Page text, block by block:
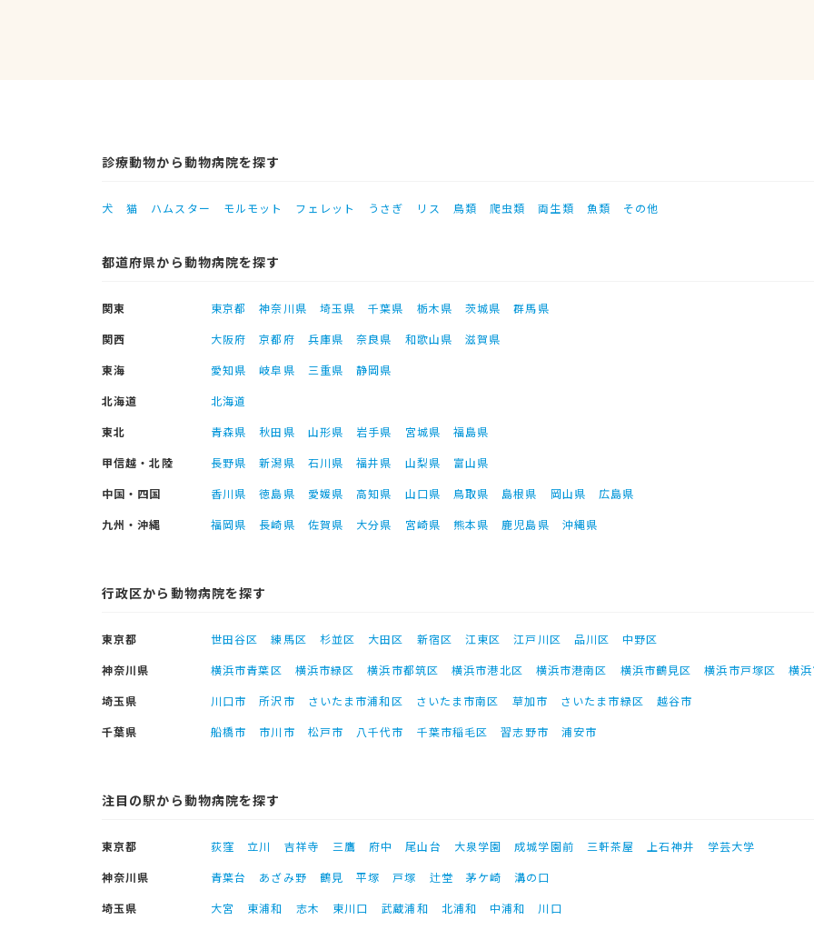
診療動物から動物病院を探す
犬 猫 ハムスター モルモット フェレット うさぎ リス 鳥類 爬虫類 両生類 魚類 その他
都道府県から動物病院を探す
関東 東京都 神奈川県 埼玉県 千葉県 栃木県 茨城県
群馬県
関西
大阪府 京都府 兵庫県 奈良県 和歌山県
滋賀県
東海
愛知県 岐阜県 三重県
静岡県
北海道
北海道
東北
青森県 秋田県 山形県 岩手県 宮城県
福島県
甲信越・北陸
長野県 新潟県 石川県 福井県 山梨県
富山県
中国・四国
香川県 徳島県 愛媛県 高知県 山口県 鳥取県 島根県 岡山県
広島県
九州・沖縄
福岡県 長崎県 佐賀県 大分県 宮崎県 熊本県 鹿児島県 沖縄県
行政区から動物病院を探す
東京都 世田谷区 練馬区 杉並区 大田区 新宿区 江東区 江戸川区 品川区
中野区
神奈川県
横浜市青葉区 横浜市緑区 横浜市都筑区 横浜市港北区 横浜市港南区 横浜市鶴見区 横浜市戸塚区
横
埼玉県
川口市 所沢市 さいたま市浦和区 さいたま市南区 草加市 さいたま市緑区
越谷市
千葉県
船橋市 市川市 松戸市 八千代市 千葉市稲毛区 習志野市 浦安市
注目の駅から動物病院を探す
東京都 荻窪 立川 吉祥寺 三鷹 府中 尾山台 大泉学園 成城学園前 三軒茶屋 上石神井
学芸大学
神奈川県
青葉台 あざみ野 鶴見 平塚 戸塚 辻堂 茅ケ崎
溝の口
埼玉県
大宮 東浦和 志木 東川口 武蔵浦和 北浦和 中浦和
川口